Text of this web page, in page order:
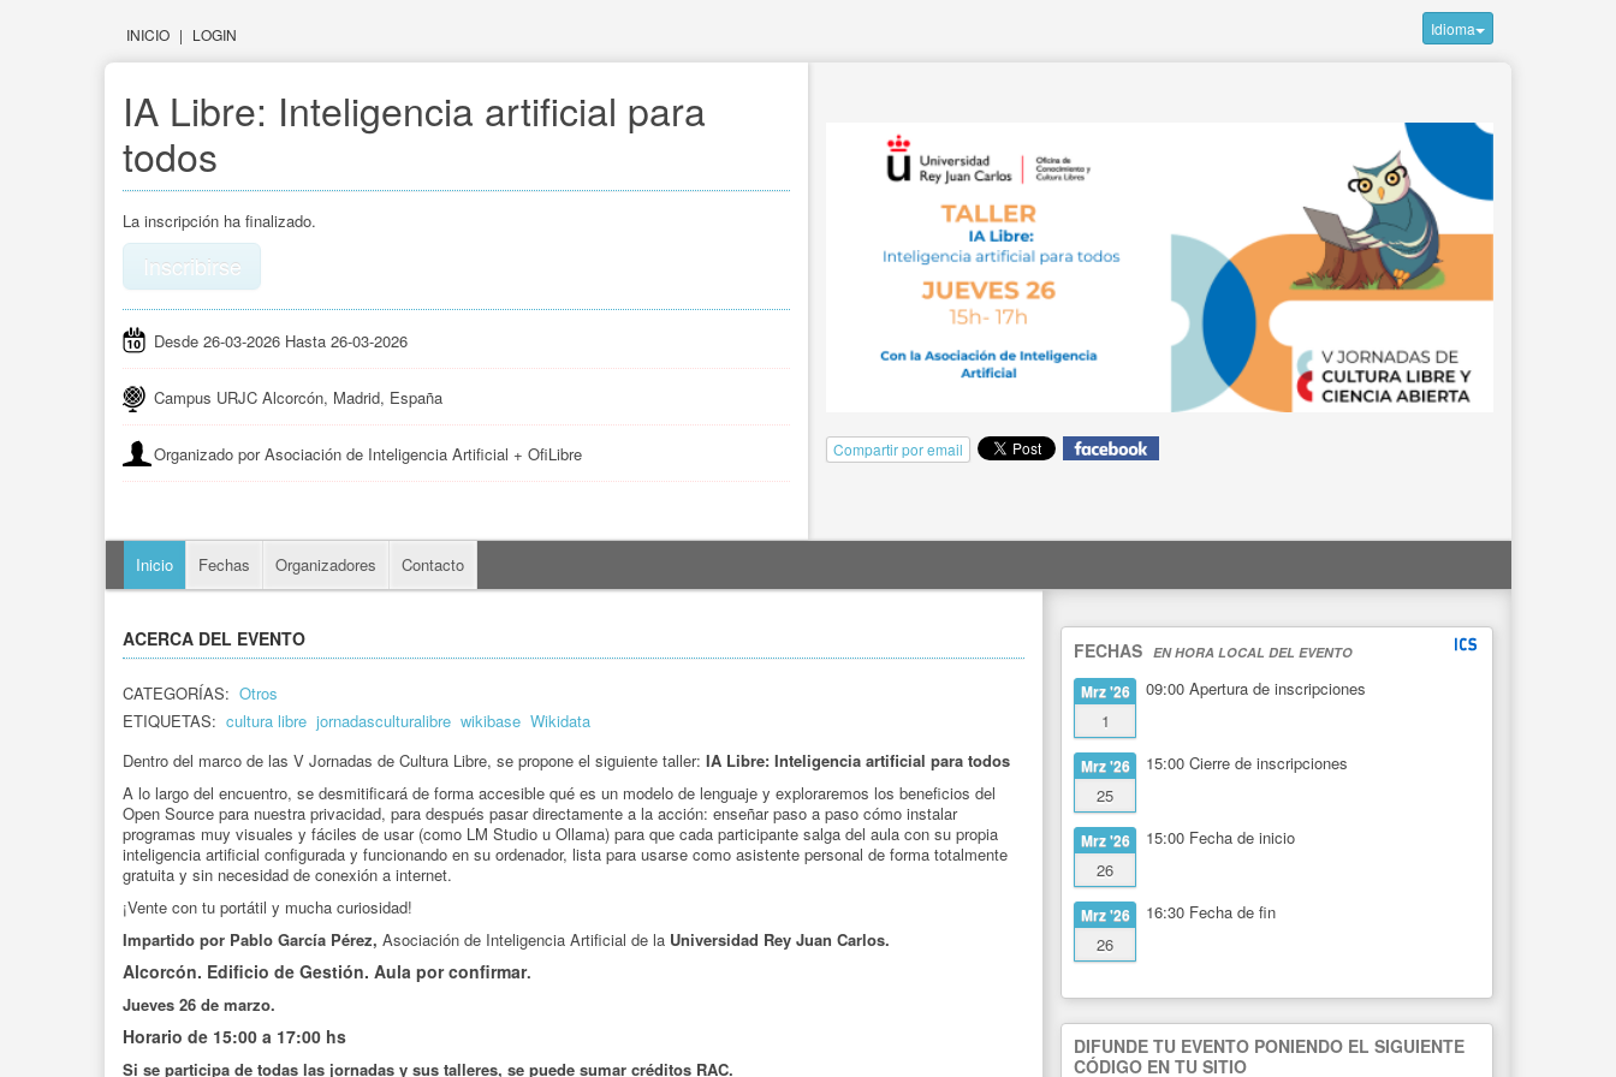
INICIO | LOGIN Idioma
IA Libre: Inteligencia artificial para
todos
La inscripción ha finalizado.
Inscribirse
Desde 26-03-2026 Hasta 26-03-2026
Campus URJC Alcorcón, Madrid, España
Organizado por Asociación de Inteligencia Artificial + OfiLibre Compartir por email
Inicio Fechas Organizadores Contacto
ACERCA DEL EVENTO
CATEGORÍAS: Otros
ETIQUETAS: cultura libre jornadasculturalibre wikibase Wikidata
Dentro del marco de las V Jornadas de Cultura Libre, se propone el siguiente taller: IA Libre: Inteligencia artificial para todos
A lo largo del encuentro, se desmitificará de forma accesible qué es un modelo de lenguaje y exploraremos los beneficios del
Open Source para nuestra privacidad, para después pasar directamente a la acción: enseñar paso a paso cómo instalar
programas muy visuales y fáciles de usar (como LM Studio u Ollama) para que cada participante salga del aula con su propia
inteligencia artificial configurada y funcionando en su ordenador, lista para usarse como asistente personal de forma totalmente
gratuita y sin necesidad de conexión a internet.
¡Vente con tu portátil y mucha curiosidad!
Impartido por Pablo García Pérez, Asociación de Inteligencia Artificial de la Universidad Rey Juan Carlos.
Alcorcón. Edificio de Gestión. Aula por confirmar.
Jueves 26 de marzo.
Horario de 15:00 a 17:00 hs
Si se participa de todas las jornadas y sus talleres, se puede sumar créditos RAC.
FECHAS EN HORA LOCAL DEL EVENTO
Mrz '26
1
09:00 Apertura de inscripciones
Mrz '26
25
15:00 Cierre de inscripciones
Mrz '26
26
15:00 Fecha de inicio
Mrz '26
26
16:30 Fecha de fin
DIFUNDE TU EVENTO PONIENDO EL SIGUIENTE
CÓDIGO EN TU SITIO